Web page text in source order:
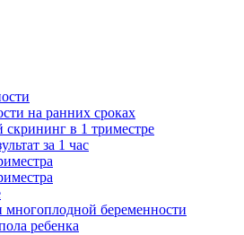
на ранних сроках
в 1 триместре
за 1 час
беременности
ребенка